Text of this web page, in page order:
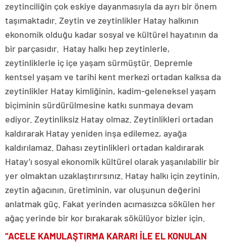
zeytinciliğin çok eskiye dayanmasıyla da ayrı bir önem
taşımaktadır. Zeytin ve zeytinlikler Hatay halkının
ekonomik olduğu kadar sosyal ve kültürel hayatının da
bir parçasıdır. Hatay halkı hep zeytinlerle,
zeytinliklerle iç içe yaşam sürmüştür. Depremle
kentsel yaşam ve tarihi kent merkezi ortadan kalksa da
zeytinlikler Hatay kimliğinin, kadim-geleneksel yaşam
biçiminin sürdürülmesine katkı sunmaya devam
ediyor. Zeytinliksiz Hatay olmaz. Zeytinlikleri ortadan
kaldırarak Hatay yeniden inşa edilemez, ayağa
kaldırılamaz. Dahası zeytinlikleri ortadan kaldırarak
Hatay’ı sosyal ekonomik kültürel olarak yaşanılabilir bir
yer olmaktan uzaklaştırırsınız. Hatay halkı için zeytinin,
zeytin ağacının, üretiminin, var oluşunun değerini
anlatmak güç. Fakat yerinden acımasızca sökülen her
ağaç yerinde bir kor bırakarak sökülüyor bizler için.
“ACELE KAMULAŞTIRMA KARARI İLE EL KONULAN